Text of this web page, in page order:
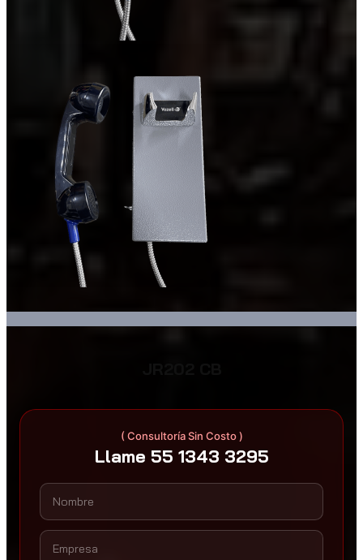
( Consultoría Sin Costo )
Llame 55 1343 3295